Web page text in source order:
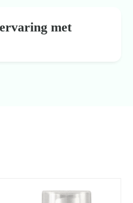
met